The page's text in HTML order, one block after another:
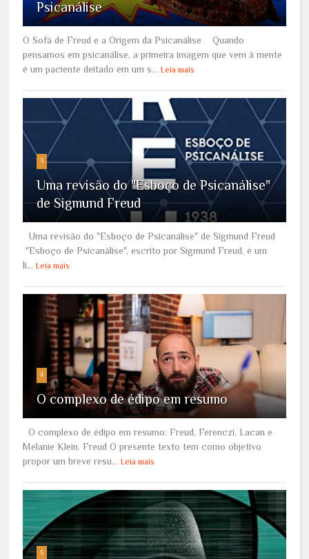
Psicanálise
O Sofá de Freud e a Origem da Psicanálise Quando
pensamos em psicanálise, a primeira imagem que vem à mente
é um paciente deitado em um s... Leia mais
3
Uma revisão do "Esboço de Psicanálise"
de Sigmund Freud
Uma revisão do "Esboço de Psicanálise" de Sigmund Freud
"Esboço de Psicanálise", escrito por Sigmund Freud, é um
li... Leia mais
4
O complexo de édipo em resumo
O complexo de édipo em resumo: Freud, Ferenczi, Lacan e
Melanie Klein. Freud O presente texto tem como objetivo
propor um breve resu... Leia mais
5